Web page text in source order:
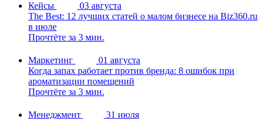
Кейсы
03 августа
The Best: 12 лучших статей о малом бизнесе на Biz360.ru
в июле
Прочтёте за 3 мин.
Маркетинг
01 августа
Когда запах работает против бренда: 8 ошибок при
ароматизации помещений
Прочтёте за 3 мин.
Менеджмент
31 июля